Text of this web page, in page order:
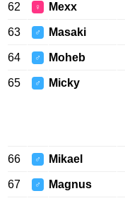
62 ♀ Mexx
63 ♂ Masaki
64 ♂ Moheb
65 ♂ Micky
66 ♂ Mikael
67 ♂ Magnus